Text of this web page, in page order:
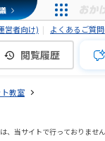
営者向け) よくあるご質
閲覧履歴
教室
、当サイトで行っておりません